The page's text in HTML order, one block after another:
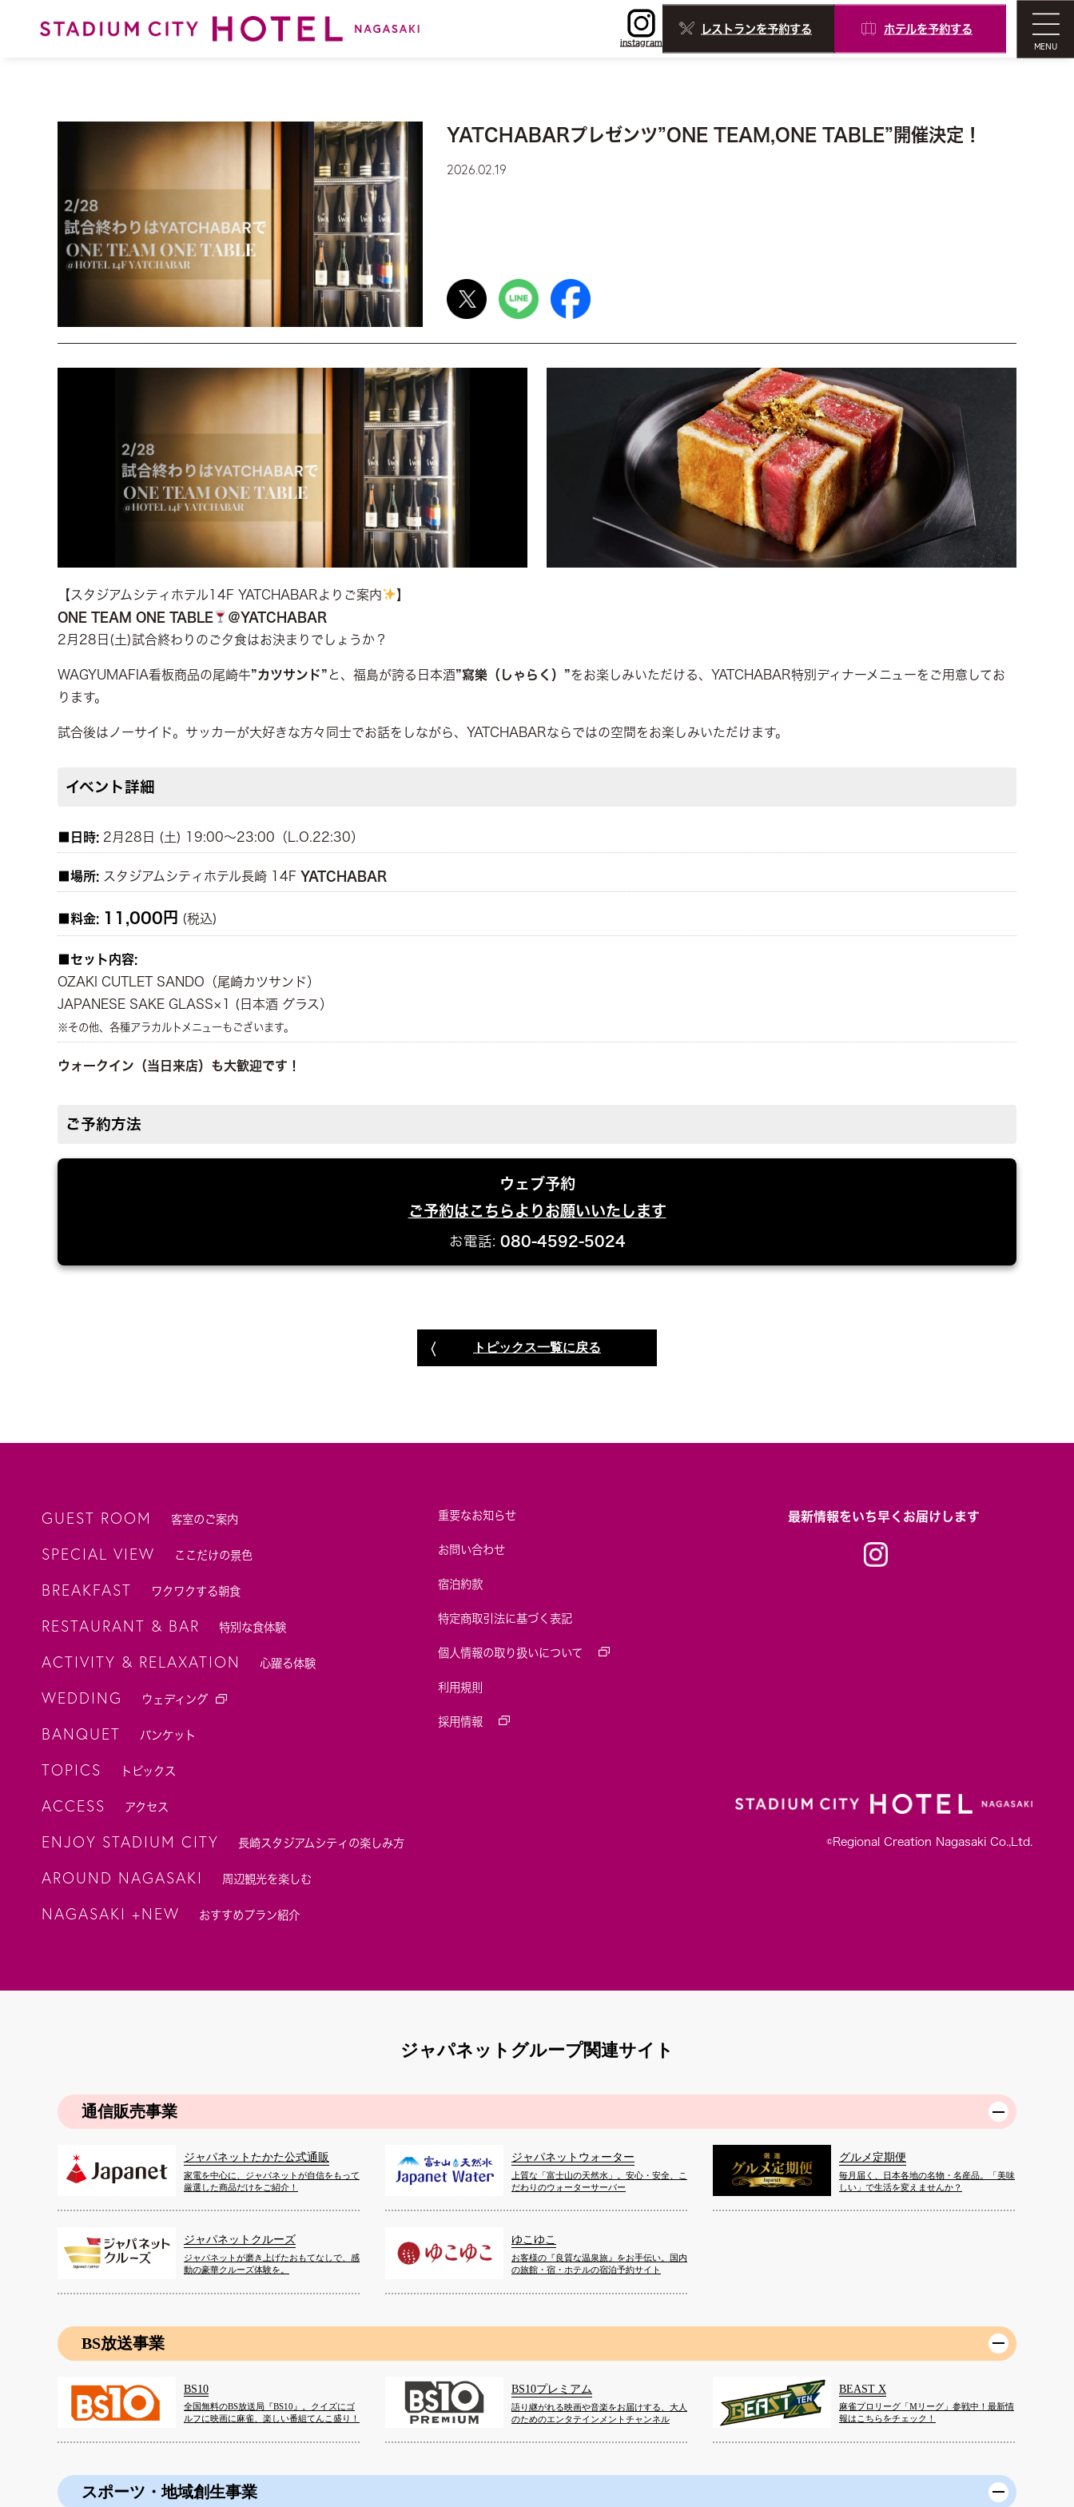
MENU
instagram
レストランを予約する ホテルを予約する
YATCHABARプレゼンツ”ONE TEAM,ONE TABLE”開催決定！
2026.02.19
【スタジアムシティホテル14F YATCHABARよりご案内
】
ONE TEAM ONE TABLE
＠YATCHABAR
2月28日(土)試合終わりのご夕食はお決まりでしょうか？
WAGYUMAFIA看板商品の尾崎牛”カツサンド” と、福島が誇る日本酒”寫樂（しゃらく）”をお楽しみいただける、YATCHABAR特別ディナーメニューをご用意してお
ります。
試合後はノーサイド。サッカーが大好きな方々同士でお話をしながら、YATCHABARならではの空間をお楽しみいただけます。
イベント詳細
■日時: 2月28日 (土) 19:00～23:00（L.O.22:30）
■場所: スタジアムシティホテル長崎 14F YATCHABAR
■料金: 11,000円 (税込)
■セット内容:
OZAKI CUTLET SANDO（尾崎カツサンド）
JAPANESE SAKE GLASS×1 (日本酒 グラス）
※その他、各種アラカルトメニューもございます。
ウォークイン（当日来店）も大歓迎です！
ご予約方法
ウェブ予約
ご予約はこちらよりお願いいたします
お電話: 080-4592-5024
トピックス一覧に戻る
GUEST ROOM 客室のご案内
SPECIAL VIEW ここだけの景色
BREAKFAST ワクワクする朝食
RESTAURANT & BAR 特別な食体験
ACTIVITY & RELAXATION 心躍る体験
WEDDING ウェディング
BANQUET バンケット
TOPICS トピックス
ACCESS アクセス
ENJOY STADIUM CITY 長崎スタジアムシティの楽しみ方
AROUND NAGASAKI 周辺観光を楽しむ
NAGASAKI +NEW おすすめプラン紹介
重要なお知らせ
お問い合わせ
宿泊約款
特定商取引法に基づく表記
個人情報の取り扱いについて
利用規則
採用情報
最新情報をいち早くお届けします
©Regional Creation Nagasaki Co.,Ltd.
ジャパネットグループ関連サイト
通信販売事業
ジャパネットたかた公式通販
家電を中心に、ジャパネットが自信をもって
厳選した商品だけをご紹介！
ジャパネットウォーター
上質な「富士山の天然水」。安心・安全、こ
だわりのウォーターサーバー
グルメ定期便
毎月届く、日本各地の名物・名産品。「美味
しい」で生活を変えませんか？
ジャパネットクルーズ
ジャパネットが磨き上げたおもてなしで、感
動の豪華クルーズ体験を。
ゆこゆこ
お客様の『良質な温泉旅』をお手伝い。国内
の旅館・宿・ホテルの宿泊予約サイト
BS放送事業
BS10
全国無料のBS放送局『BS10』。クイズにゴ
ルフに映画に麻雀、楽しい番組てんこ盛り！
BS10プレミアム
語り継がれる映画や音楽をお届けする、大人
のためのエンタテインメントチャンネル
BEAST X
麻雀プロリーグ「Mリーグ」参戦中！最新情
報はこちらをチェック！
スポーツ・地域創生事業